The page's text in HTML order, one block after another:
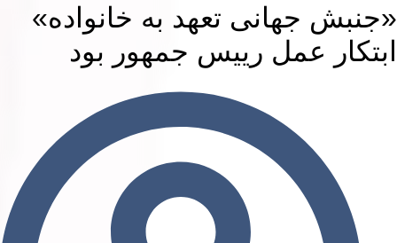
جهانی تعهد به خانواده»
عمل رییس جمهور بود